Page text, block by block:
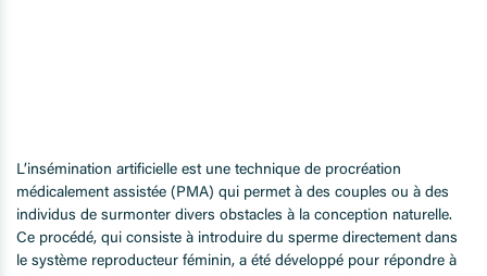
L’insémination artificielle est une technique de procréation
médicalement assistée (PMA) qui permet à des couples ou à des
individus de surmonter divers obstacles à la conception naturelle.
Ce procédé, qui consiste à introduire du sperme directement dans
le système reproducteur féminin, a été développé pour répondre à